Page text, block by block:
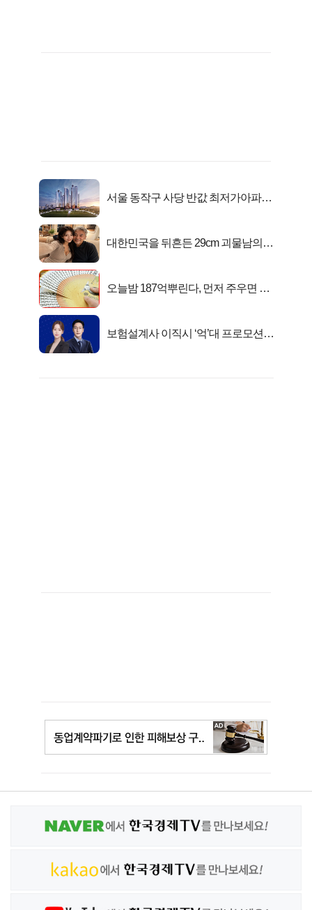
서울 동작구 사당 반값 최저가아파트
대한민국을 뒤흔든 29cm 괴물남의
오늘밤 187억뿌린다, 먼저 주우면 최
보험설계사 이직시 ‘억’대 프로모션!